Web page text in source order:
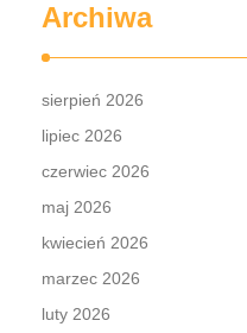
Archiwa
sierpień 2026
lipiec 2026
czerwiec 2026
maj 2026
kwiecień 2026
marzec 2026
luty 2026